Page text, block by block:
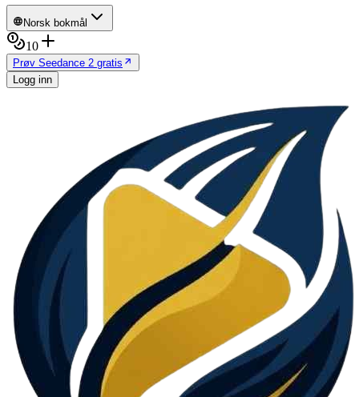
Norsk bokmål
10
Prøv Seedance 2 gratis
Logg inn